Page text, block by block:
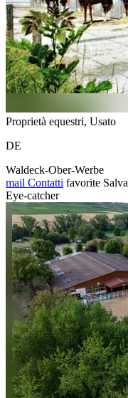
Proprietà equestri, Usato
DE
Waldeck-Ober-Werbe
mail Contatti favorite Salva
Eye-catcher